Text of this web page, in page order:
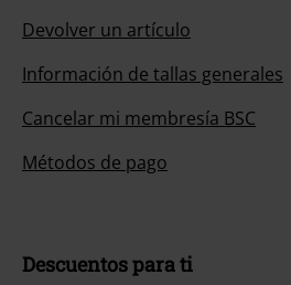
Devolver un artículo
Información de tallas generales
Cancelar mi membresía BSC
Métodos de pago
Descuentos para ti